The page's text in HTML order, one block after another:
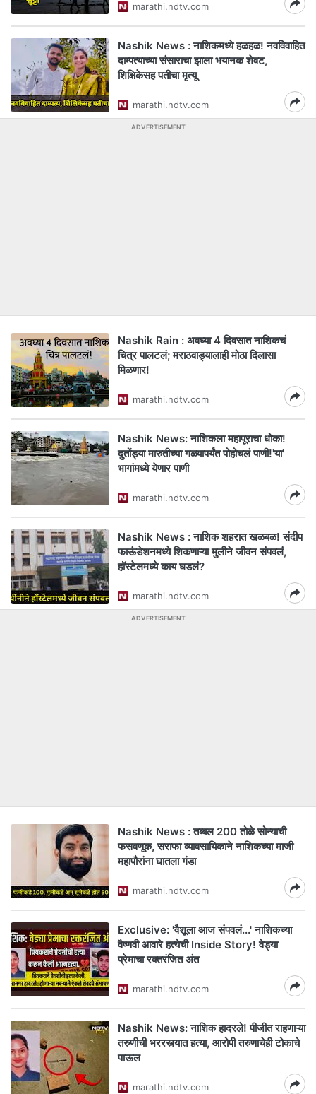
marathi.ndtv.com
Nashik News : नाशिकमध्ये हळहळ! नवविवाहित
दाम्पत्याच्या संसाराचा झाला भयानक शेवट,
शिक्षिकेसह पतीचा मृत्यू
marathi.ndtv.com
ADVERTISEMENT
Nashik Rain : अवघ्या 4 दिवसात नाशिकचं
चित्र पालटलं; मराठवाड्यालाही मोठा दिलासा
मिळणार!
marathi.ndtv.com
Nashik News: नाशिकला महापूराचा धोका!
दुतोंड्या मारुतीच्या गळ्यापर्यंत पोहोचलं पाणी!'या'
भागांमध्ये येणार पाणी
marathi.ndtv.com
Nashik News : नाशिक शहरात खळबळ! संदीप
फाऊंडेशनमध्ये शिकणाऱ्या मुलीने जीवन संपवलं,
हॉस्टेलमध्ये काय घडलं?
marathi.ndtv.com
ADVERTISEMENT
Nashik News : तब्बल 200 तोळे सोन्याची
फसवणूक, सराफा व्यावसायिकाने नाशिकच्या माजी
महापौरांना घातला गंडा
marathi.ndtv.com
Exclusive: 'वैशूला आज संपवलं...' नाशिकच्या
वैष्णवी आवारे हत्येची Inside Story! वेड्या
प्रेमाचा रक्तरंजित अंत
marathi.ndtv.com
Nashik News: नाशिक हादरले! पीजीत राहणाऱ्या
तरुणीची भररस्त्यात हत्या, आरोपी तरुणाचेही टोकाचे
पाऊल
marathi.ndtv.com